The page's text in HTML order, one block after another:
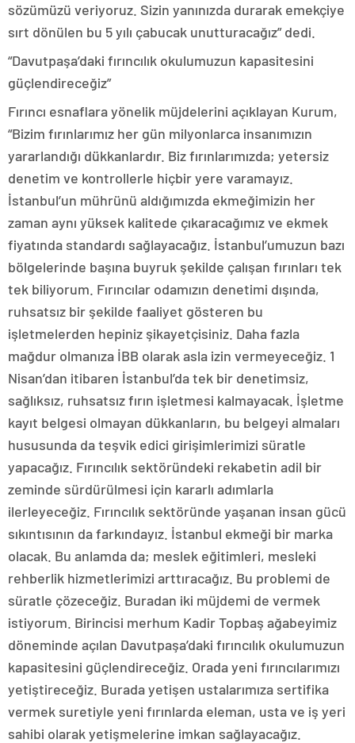
sözümüzü veriyoruz. Sizin yanınızda durarak emekçiye
sırt dönülen bu 5 yılı çabucak unutturacağız” dedi.
“Davutpaşa’daki fırıncılık okulumuzun kapasitesini
güçlendireceğiz”
Fırıncı esnaflara yönelik müjdelerini açıklayan Kurum,
“Bizim fırınlarımız her gün milyonlarca insanımızın
yararlandığı dükkanlardır. Biz fırınlarımızda; yetersiz
denetim ve kontrollerle hiçbir yere varamayız.
İstanbul’un mührünü aldığımızda ekmeğimizin her
zaman aynı yüksek kalitede çıkaracağımız ve ekmek
fiyatında standardı sağlayacağız. İstanbul’umuzun bazı
bölgelerinde başına buyruk şekilde çalışan fırınları tek
tek biliyorum. Fırıncılar odamızın denetimi dışında,
ruhsatsız bir şekilde faaliyet gösteren bu
işletmelerden hepiniz şikayetçisiniz. Daha fazla
mağdur olmanıza İBB olarak asla izin vermeyeceğiz. 1
Nisan’dan itibaren İstanbul’da tek bir denetimsiz,
sağlıksız, ruhsatsız fırın işletmesi kalmayacak. İşletme
kayıt belgesi olmayan dükkanların, bu belgeyi almaları
hususunda da teşvik edici girişimlerimizi süratle
yapacağız. Fırıncılık sektöründeki rekabetin adil bir
zeminde sürdürülmesi için kararlı adımlarla
ilerleyeceğiz. Fırıncılık sektöründe yaşanan insan gücü
sıkıntısının da farkındayız. İstanbul ekmeği bir marka
olacak. Bu anlamda da; meslek eğitimleri, mesleki
rehberlik hizmetlerimizi arttıracağız. Bu problemi de
süratle çözeceğiz. Buradan iki müjdemi de vermek
istiyorum. Birincisi merhum Kadir Topbaş ağabeyimiz
döneminde açılan Davutpaşa’daki fırıncılık okulumuzun
kapasitesini güçlendireceğiz. Orada yeni fırıncılarımızı
yetiştireceğiz. Burada yetişen ustalarımıza sertifika
vermek suretiyle yeni fırınlarda eleman, usta ve iş yeri
sahibi olarak yetişmelerine imkan sağlayacağız.